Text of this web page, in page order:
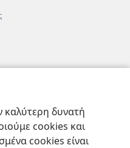
καλύτερη δυνατή
cookies και
cookies είναι
και ΜΜΕ